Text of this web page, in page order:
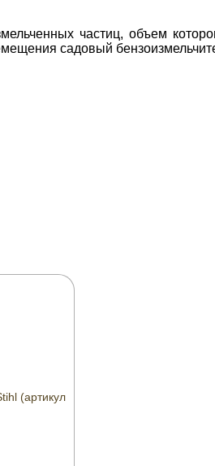
частиц, объем
садовый
(артикул